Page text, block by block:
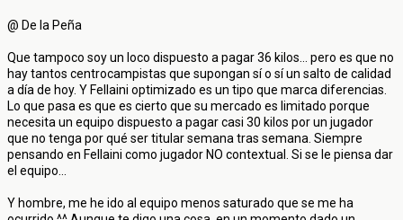
@ De la Peña
Que tampoco soy un loco dispuesto a pagar 36 kilos... pero es que no
hay tantos centrocampistas que supongan sí o sí un salto de calidad
a día de hoy. Y Fellaini optimizado es un tipo que marca diferencias.
Lo que pasa es que es cierto que su mercado es limitado porque
necesita un equipo dispuesto a pagar casi 30 kilos por un jugador
que no tenga por qué ser titular semana tras semana. Siempre
pensando en Fellaini como jugador NO contextual. Si se le piensa dar
el equipo...
Y hombre, me he ido al equipo menos saturado que se me ha